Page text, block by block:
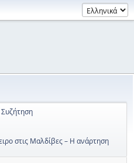
Συζήτηση
στις Μαλδίβες – Η ανάρτηση